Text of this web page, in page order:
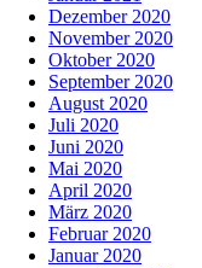
Dezember 2020
November 2020
Oktober 2020
September 2020
August 2020
Juli 2020
Juni 2020
Mai 2020
April 2020
März 2020
Februar 2020
Januar 2020